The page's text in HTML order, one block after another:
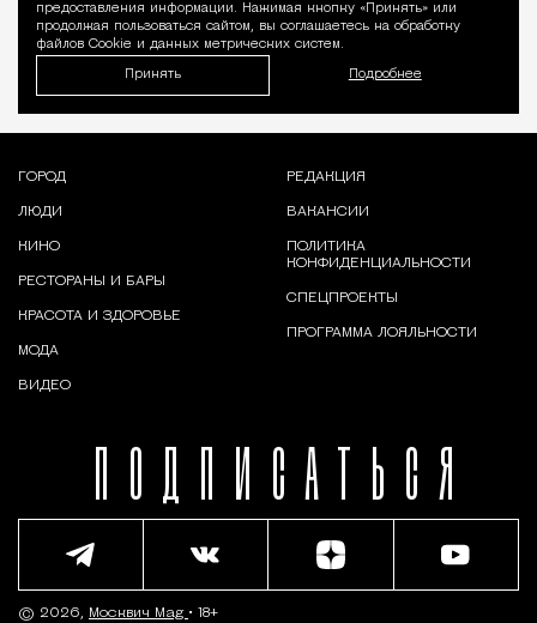
предоставления информации. Нажимая кнопку «Принять» или
продолжая пользоваться сайтом, вы соглашаетесь на обработку
файлов Cookie и данных метрических систем.
Принять Подробнее
ПОДПИСАТЬСЯ
ГОРОД
ЛЮДИ
КИНО
РЕСТОРАНЫ И БАРЫ
КРАСОТА И ЗДОРОВЬЕ
МОДА
ВИДЕО
РЕДАКЦИЯ
ВАКАНСИИ
ПОЛИТИКА
КОНФИДЕНЦИАЛЬНОСТИ
СПЕЦПРОЕКТЫ
ПРОГРАММА ЛОЯЛЬНОСТИ
© 2026, Москвич Mag • 18+